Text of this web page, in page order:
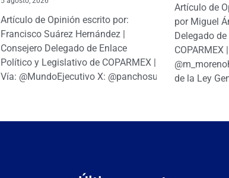
Artículo de Opinión escrito por:
Francisco Suárez Hernández |
Consejero Delegado de Enlace
Político y Legislativo de COPARMEX |
Vía: @MundoEjecutivo X: @panchosuarezh
Artículo de
por Miguel
Delegado
COPARMEX
de la Ley